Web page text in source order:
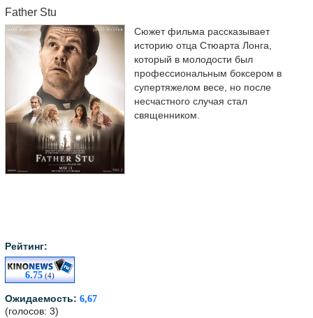
Father Stu
Рейтинг:
6.75 (4)
Ожидаемость: 6,67
(голосов: 3)
Сюжет фильма рассказывает
историю отца Стюарта Лонга,
который в молодости был
профессиональным боксером в
супертяжелом весе, но после
несчастного случая стал
священником.